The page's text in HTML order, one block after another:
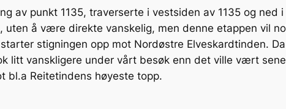
av punkt 1135, traverserte i vestsiden av 1135 og ned
å være direkte vanskelig, men denne etappen vil
stigningen opp mot Nordøstre Elveskardtinden.
litt vanskligere under vårt besøk enn det ville vært
bl.a Reitetindens høyeste topp.